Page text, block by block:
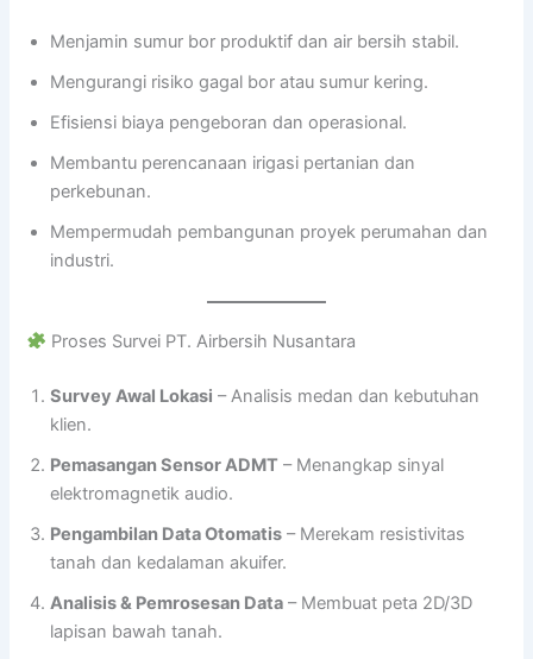
Menjamin sumur bor produktif dan air bersih stabil.
Mengurangi risiko gagal bor atau sumur kering.
Efisiensi biaya pengeboran dan operasional.
Membantu perencanaan irigasi pertanian dan
perkebunan.
Mempermudah pembangunan proyek perumahan dan
industri.
Proses Survei PT. Airbersih Nusantara
Survey Awal Lokasi – Analisis medan dan kebutuhan
klien.
Pemasangan Sensor ADMT – Menangkap sinyal
elektromagnetik audio.
Pengambilan Data Otomatis – Merekam resistivitas
tanah dan kedalaman akuifer.
Analisis & Pemrosesan Data – Membuat peta 2D/3D
lapisan bawah tanah.